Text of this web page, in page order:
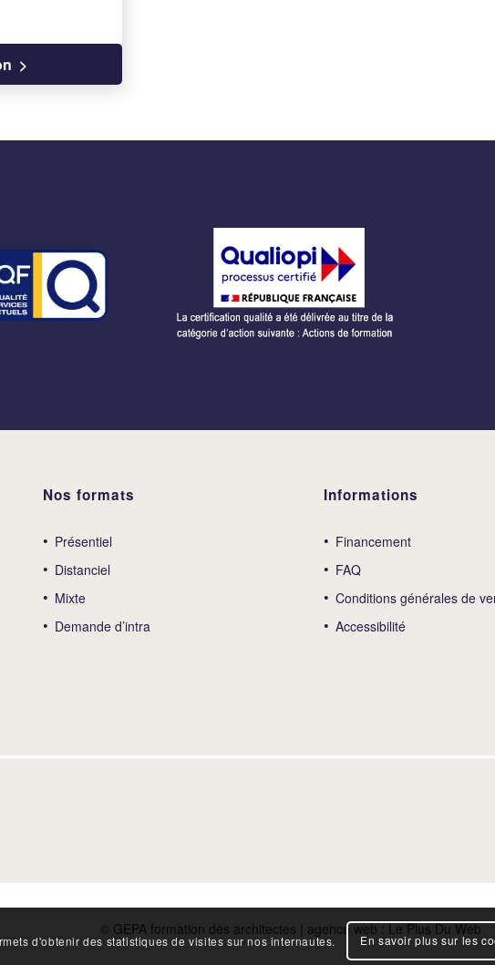
Nos formats
Présentiel
Distanciel
Mixte
Demande d’intra
Informations
Financement
FAQ
Conditions générales de
Accessibilité
© GEPA formation des architectes | agence web :Le Plus Du Web
d'obtenir des statistiques de visites sur nos internautes. En savoir plus sur les